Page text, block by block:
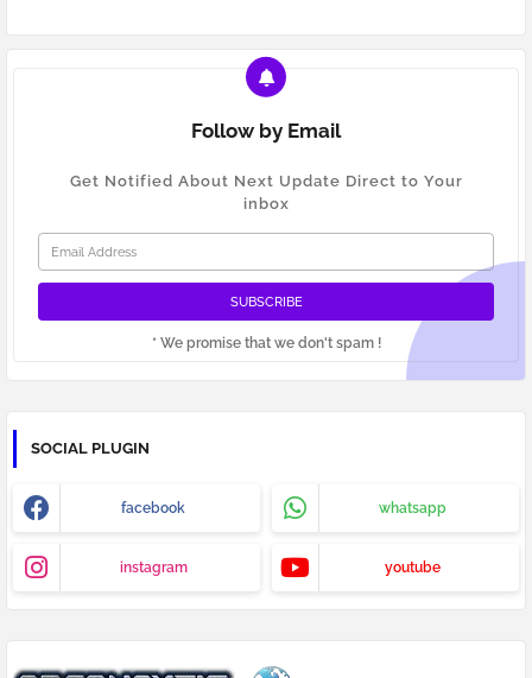
Follow by Email
Get Notified About Next Update Direct to Your
inbox
* We promise that we don't spam !
SOCIAL PLUGIN
facebook whatsapp
instagram youtube